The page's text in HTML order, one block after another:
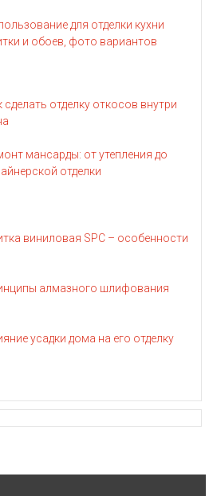
для отделки кухни
и обоев, фото вариантов
сделать отделку откосов внутри
мансарды: от утепления до
отделки
виниловая SPC – особенности
алмазного шлифования
усадки дома на его отделку